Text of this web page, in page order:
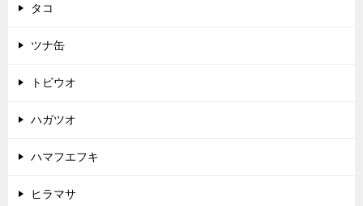
タコ
ツナ缶
トビウオ
ハガツオ
ハマフエフキ
ヒラマサ